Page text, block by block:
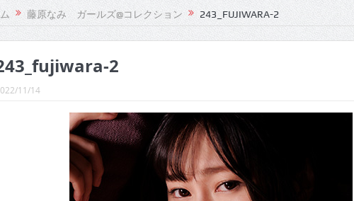
292号
291号
290号
289号
288号
286号
285号
藤原なみ ガールズ@コレクション 243_FUJIWARA-2
2
11/14